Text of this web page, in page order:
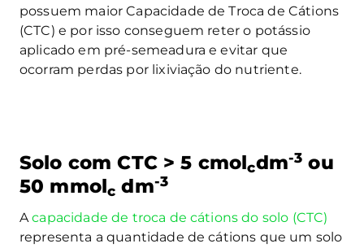
possuem maior Capacidade de Troca de Cátions
(CTC) e por isso conseguem reter o potássio
aplicado em pré-semeadura e evitar que
ocorram perdas por lixiviação do nutriente.
Solo com CTC > 5 cmolcdm-3 ou
50 mmolc dm-3
Acapacidade de troca de cátions do solo (CTC)
representa a quantidade de cátions que um solo